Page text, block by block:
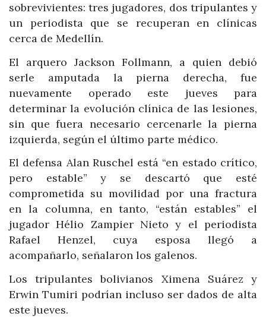
sobrevivientes: tres jugadores, dos tripulantes y
un periodista que se recuperan en clínicas
cerca de Medellín.
El arquero Jackson Follmann, a quien debió
serle amputada la pierna derecha, fue
nuevamente operado este jueves para
determinar la evolución clínica de las lesiones,
sin que fuera necesario cercenarle la pierna
izquierda, según el último parte médico.
El defensa Alan Ruschel está “en estado crítico,
pero estable” y se descartó que esté
comprometida su movilidad por una fractura
en la columna, en tanto, “están estables” el
jugador Hélio Zampier Nieto y el periodista
Rafael Henzel, cuya esposa llegó a
acompañarlo, señalaron los galenos.
Los tripulantes bolivianos Ximena Suárez y
Erwin Tumiri podrían incluso ser dados de alta
este jueves.